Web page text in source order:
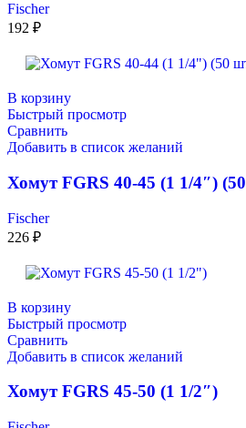
Fischer
192 ₽
В корзину
Быстрый просмотр
Сравнить
Добавить в список желаний
Хомут FGRS 40-45 (1 1/4″)
Fischer
226 ₽
В корзину
Быстрый просмотр
Сравнить
Добавить в список желаний
Хомут FGRS 45-50 (1 1/2″)